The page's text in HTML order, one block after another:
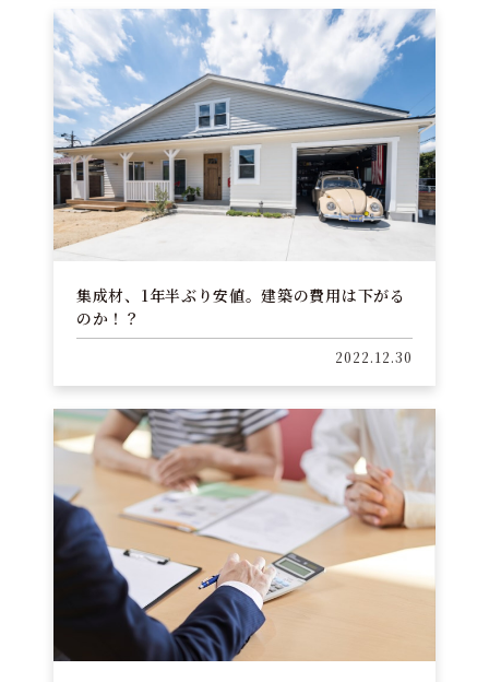
集成材、1年半ぶり安値。建築の費用は下がる
のか！？
2022.12.30